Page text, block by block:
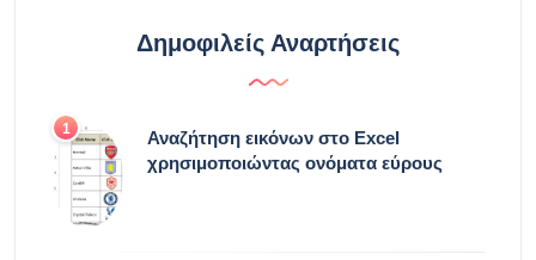
Δημοφιλείς Αναρτήσεις
1
Αναζήτηση εικόνων στο Excel
χρησιμοποιώντας ονόματα εύρους